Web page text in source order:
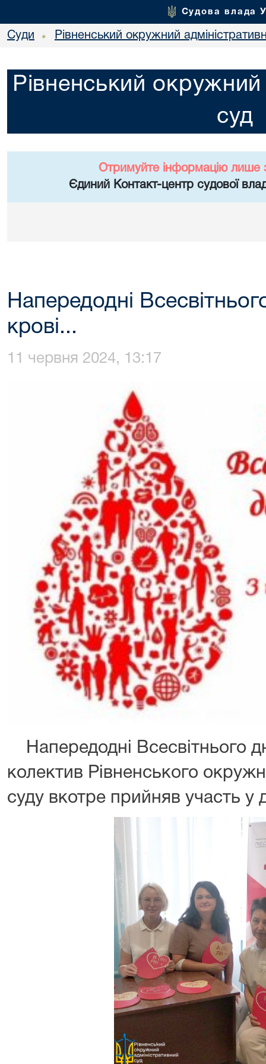
Судова влада
Суди • Рівненський окружний
Рівненський окружний
суд
Отримуйте інформацію лише
Єдиний Контакт-центр судової
Напередодні
крові...
11 червня 2024, 13:17
Напередодні Всесвітнього
колектив Рівненського
суду вкотре прийняв участь у